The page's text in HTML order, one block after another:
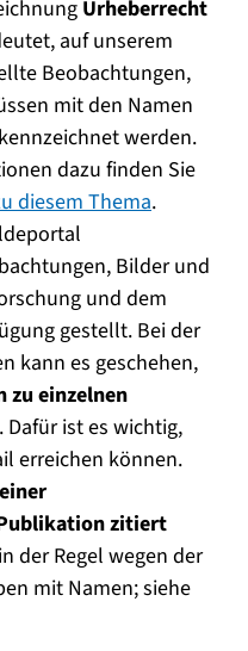
Urheberrecht
auf unserem
Beobachtungen,
mit den Namen
werden.
dazu finden Sie
diesem Thema.
Bilder und
und dem
gestellt. Bei der
kann es geschehen,
zu einzelnen
Dafür ist es wichtig,
erreichen können.
zitiert
der Regel wegen der
mit Namen; siehe